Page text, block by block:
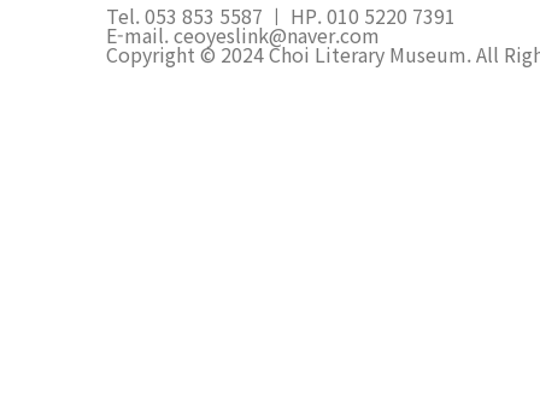
Tel. 053 853 5587 ㅣ HP. 010 5220 7391
E-mail. ceoyeslink@naver.com
Copyright © 2024 Choi Literary Museum. All